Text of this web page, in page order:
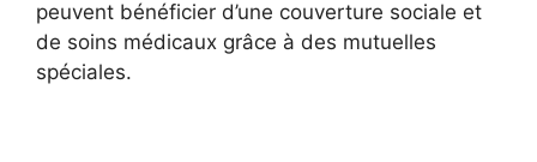
peuvent bénéficier d’une couverture sociale et
de soins médicaux grâce à des mutuelles
spéciales.